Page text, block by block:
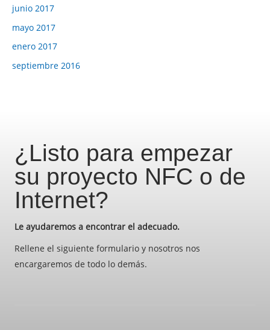
junio 2017
mayo 2017
enero 2017
septiembre 2016
¿Listo para empezar
su proyecto NFC o de
Internet?
Le ayudaremos a encontrar el adecuado.
Rellene el siguiente formulario y nosotros nos
encargaremos de todo lo demás.